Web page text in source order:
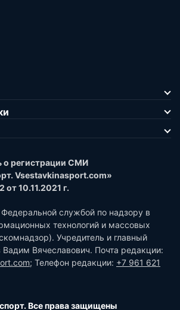
о регистрации СМИ
Vsestavkinasport.com»
10.11.2021 г.
службой по надзору в
технологий и массовых
Учредитель и главный
Вячеславович. Почта редакции:
; Телефон редакции: +7 961 621
Все права защищены